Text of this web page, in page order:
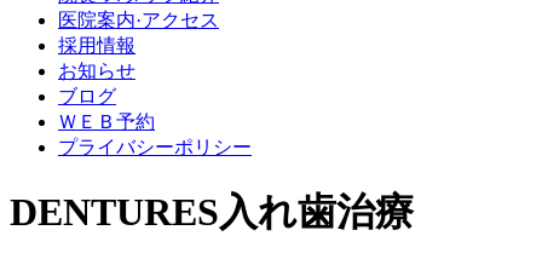
医院案内·アクセス
採用情報
お知らせ
ブログ
ＷＥＢ予約
プライバシーポリシー
DENTURES入れ歯治療